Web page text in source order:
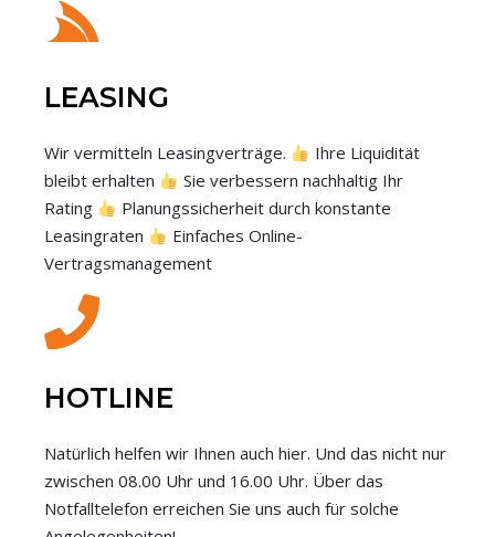
LEASING
Wir vermitteln Leasingverträge.
Ihre Liquidität
bleibt erhalten
Sie verbessern nachhaltig Ihr
Rating
Planungssicherheit durch konstante
Leasingraten
Einfaches Online-
Vertragsmanagement
HOTLINE
Natürlich helfen wir Ihnen auch hier. Und das nicht nur
zwischen 08.00 Uhr und 16.00 Uhr. Über das
Notfalltelefon erreichen Sie uns auch für solche